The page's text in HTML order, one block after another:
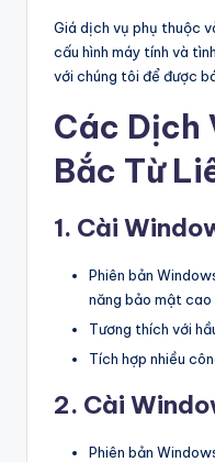
Giá dịch vụ phụ thuộc
cấu hình máy tính và
với chúng tôi để được
Các Dịch
Bắc Từ
1. Cài
Phiên bản
năng bảo mật cao
Tương thích với
Tích hợp nhiều
2. Cài
Phiên bản